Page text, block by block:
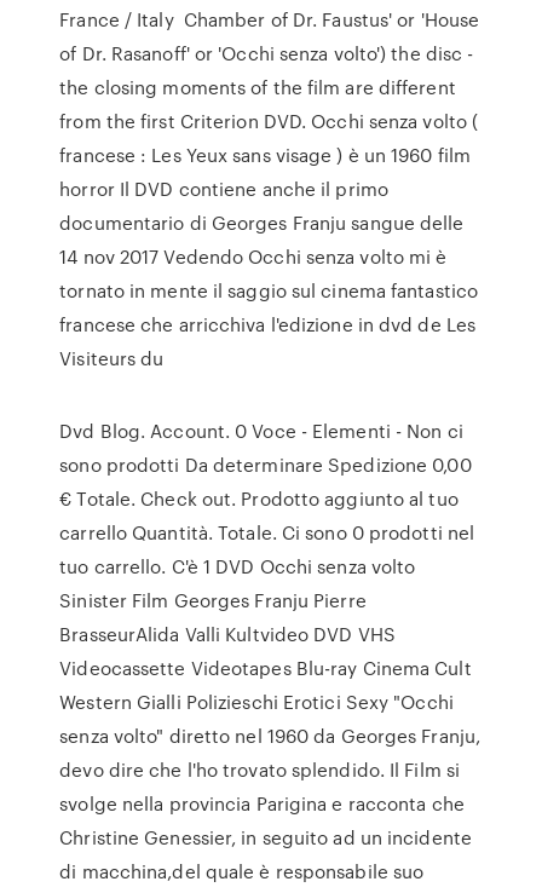
France / Italy Chamber of Dr. Faustus' or 'House
of Dr. Rasanoff' or 'Occhi senza volto') the disc -
the closing moments of the film are different
from the first Criterion DVD. Occhi senza volto (
francese : Les Yeux sans visage ) è un 1960 film
horror Il DVD contiene anche il primo
documentario di Georges Franju sangue delle
14 nov 2017 Vedendo Occhi senza volto mi è
tornato in mente il saggio sul cinema fantastico
francese che arricchiva l'edizione in dvd de Les
Visiteurs du
Dvd Blog. Account. 0 Voce - Elementi - Non ci
sono prodotti Da determinare Spedizione 0,00
€ Totale. Check out. Prodotto aggiunto al tuo
carrello Quantità. Totale. Ci sono 0 prodotti nel
tuo carrello. C'è 1 DVD Occhi senza volto
Sinister Film Georges Franju Pierre
BrasseurAlida Valli Kultvideo DVD VHS
Videocassette Videotapes Blu-ray Cinema Cult
Western Gialli Polizieschi Erotici Sexy "Occhi
senza volto" diretto nel 1960 da Georges Franju,
devo dire che l'ho trovato splendido. Il Film si
svolge nella provincia Parigina e racconta che
Christine Genessier, in seguito ad un incidente
di macchina,del quale è responsabile suo